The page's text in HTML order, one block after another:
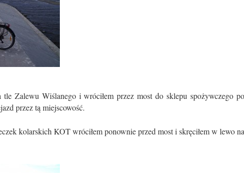
Zalewu Wiślanego i wróciłem przez most do sklepu spożywczego po
przez tą miejscowość.
kolarskich KOT wróciłem ponownie przed most i skręciłem w lewo na